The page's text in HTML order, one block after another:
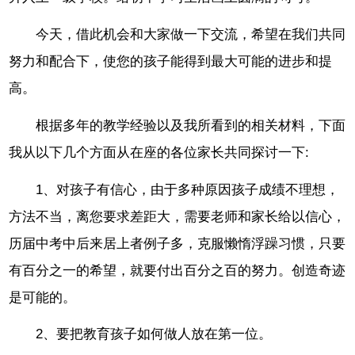
今天，借此机会和大家做一下交流，希望在我们共同
努力和配合下，使您的孩子能得到最大可能的进步和提
高。
根据多年的教学经验以及我所看到的相关材料，下面
我从以下几个方面从在座的各位家长共同探讨一下:
1、对孩子有信心，由于多种原因孩子成绩不理想，
方法不当，离您要求差距大，需要老师和家长给以信心，
历届中考中后来居上者例子多，克服懒惰浮躁习惯，只要
有百分之一的希望，就要付出百分之百的努力。创造奇迹
是可能的。
2、要把教育孩子如何做人放在第一位。